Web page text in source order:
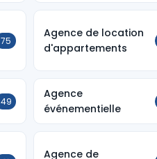
75
Agence de location
d'appartements
49
Agence
événementielle
Agence de